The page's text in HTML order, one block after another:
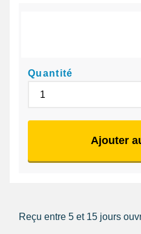
Quantité
Ajouter
Reçu entre 5 et 15 jours